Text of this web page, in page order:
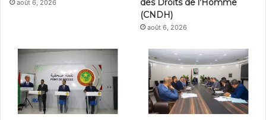
août 6, 2026
des Droits de l’Homme
(CNDH)
août 6, 2026